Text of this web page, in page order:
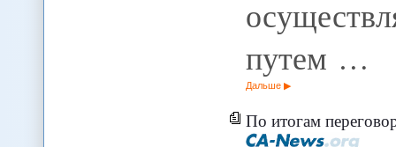
путем …
Дальше
По итогам переговоров